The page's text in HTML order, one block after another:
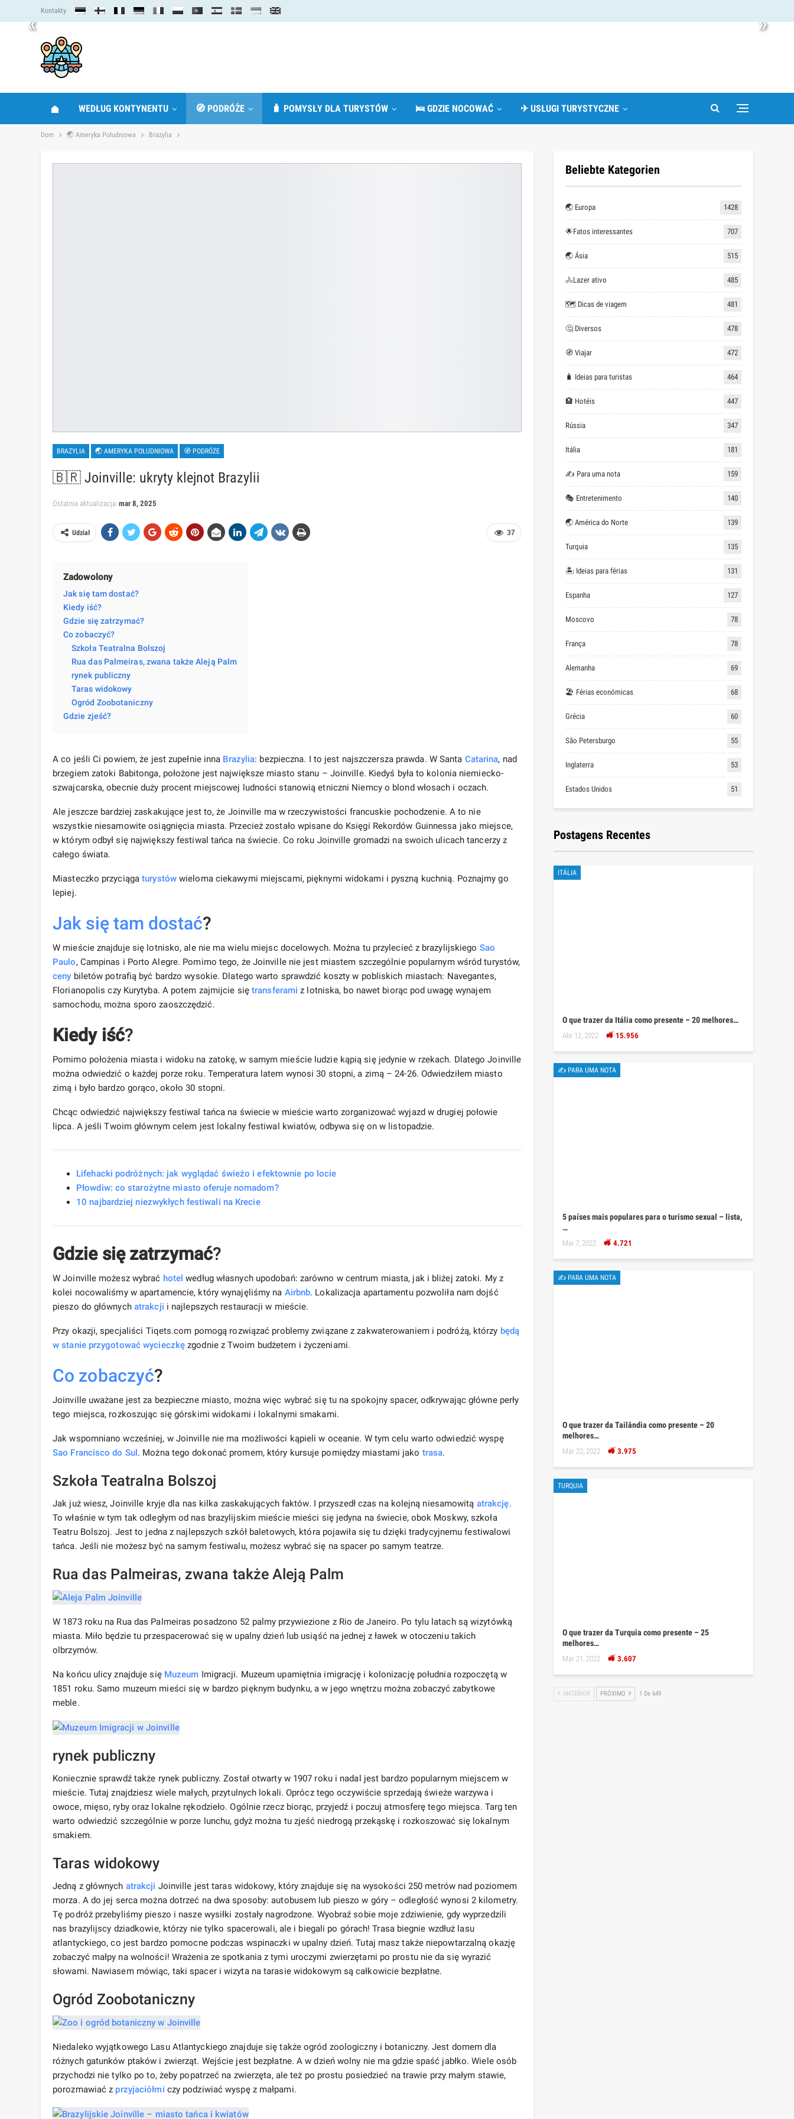
« »
Kontakty
WEDŁUG KONTYNENTU 🧭 PODRÓŻE 🧳 POMYSŁY DLA TURYSTÓW 🛌 GDZIE NOCOWAĆ ✈ USŁUGI TURYSTYCZNE
Dom 🌏 Ameryka Południowa Brazylia
BRAZYLIA 🌏 AMERYKA POŁUDNIOWA 🧭 PODRÓŻE
🇧🇷 Joinville: ukryty klejnot Brazylii
Ostatnia aktualizacja mar 8, 2025
37
Udział
Zadowolony
Jak się tam dostać?
Kiedy iść?
Gdzie się zatrzymać?
Co zobaczyć?
Szkoła Teatralna Bolszoj
Rua das Palmeiras, zwana także Aleją Palm
rynek publiczny
Taras widokowy
Ogród Zoobotaniczny
Gdzie zjeść?
A co jeśli Ci powiem, że jest zupełnie inna Brazylia: bezpieczna. I to jest najszczersza prawda. W Santa Catarina, nad
brzegiem zatoki Babitonga, położone jest największe miasto stanu – Joinville. Kiedyś była to kolonia niemiecko-
szwajcarska, obecnie duży procent miejscowej ludności stanowią etniczni Niemcy o blond włosach i oczach.
Ale jeszcze bardziej zaskakujące jest to, że Joinville ma w rzeczywistości francuskie pochodzenie. A to nie
wszystkie niesamowite osiągnięcia miasta. Przecież zostało wpisane do Księgi Rekordów Guinnessa jako miejsce,
w którym odbył się największy festiwal tańca na świecie. Co roku Joinville gromadzi na swoich ulicach tancerzy z
całego świata.
Miasteczko przyciągaturystówwieloma ciekawymi miejscami, pięknymi widokami i pyszną kuchnią. Poznajmy go
lepiej.
Jak się tam dostać?
W mieście znajduje się lotnisko, ale nie ma wielu miejsc docelowych. Można tu przylecieć z brazylijskiego Sao
Paulo, Campinas i Porto Alegre. Pomimo tego, że Joinville nie jest miastem szczególnie popularnym wśród turystów,
ceny biletów potrafią być bardzo wysokie. Dlatego warto sprawdzić koszty w pobliskich miastach: Navegantes,
Florianopolis czy Kurytyba. A potem zajmijcie siętransferami z lotniska, bo nawet biorąc pod uwagę wynajem
samochodu, można sporo zaoszczędzić.
Kiedy iść?
Pomimo położenia miasta i widoku na zatokę, w samym mieście ludzie kąpią się jedynie w rzekach. Dlatego Joinville
można odwiedzić o każdej porze roku. Temperatura latem wynosi 30 stopni, a zimą – 24-26. Odwiedziłem miasto
zimą i było bardzo gorąco, około 30 stopni.
Chcąc odwiedzić największy festiwal tańca na świecie w mieście warto zorganizować wyjazd w drugiej połowie
lipca. A jeśli Twoim głównym celem jest lokalny festiwal kwiatów, odbywa się on w listopadzie.
Lifehacki podróżnych: jak wyglądać świeżo i efektownie po locie
Płowdiw: co starożytne miasto oferuje nomadom?
10 najbardziej niezwykłych festiwali na Krecie
Gdzie się zatrzymać?
W Joinville możesz wybrać hotel według własnych upodobań: zarówno w centrum miasta, jak i bliżej zatoki. My z
kolei nocowaliśmy w apartamencie, który wynajęliśmy na Airbnb. Lokalizacja apartamentu pozwoliła nam dojść
pieszo do głównych atrakcji i najlepszych restauracji w mieście.
Przy okazji, specjaliści Tiqets.com pomogą rozwiązać problemy związane z zakwaterowaniem i podróżą, którzy będą
w stanie przygotować wycieczkę zgodnie z Twoim budżetem i życzeniami.
Co zobaczyć?
Joinville uważane jest za bezpieczne miasto, można więc wybrać się tu na spokojny spacer, odkrywając główne perły
tego miejsca, rozkoszując się górskimi widokami i lokalnymi smakami.
Jak wspomniano wcześniej, w Joinville nie ma możliwości kąpieli w oceanie. W tym celu warto odwiedzić wyspę
Sao Francisco do Sul. Można tego dokonać promem, który kursuje pomiędzy miastami jako trasa.
Szkoła Teatralna Bolszoj
Jak już wiesz, Joinville kryje dla nas kilka zaskakujących faktów. I przyszedł czas na kolejną niesamowitą atrakcję.
To właśnie w tym tak odległym od nas brazylijskim mieście mieści się jedyna na świecie, obok Moskwy, szkoła
Teatru Bolszoj. Jest to jedna z najlepszych szkół baletowych, która pojawiła się tu dzięki tradycyjnemu festiwalowi
tańca. Jeśli nie możesz być na samym festiwalu, możesz wybrać się na spacer po samym teatrze.
Rua das Palmeiras, zwana także Aleją Palm
W 1873 roku na Rua das Palmeiras posadzono 52 palmy przywiezione z Rio de Janeiro. Po tylu latach są wizytówką
miasta. Miło będzie tu przespacerować się w upalny dzień lub usiąść na jednej z ławek w otoczeniu takich
olbrzymów.
Na końcu ulicy znajduje się Muzeum Imigracji. Muzeum upamiętnia imigrację i kolonizację południa rozpoczętą w
1851 roku. Samo muzeum mieści się w bardzo pięknym budynku, a w jego wnętrzu można zobaczyć zabytkowe
meble.
rynek publiczny
Koniecznie sprawdź także rynek publiczny. Został otwarty w 1907 roku i nadal jest bardzo popularnym miejscem w
mieście. Tutaj znajdziesz wiele małych, przytulnych lokali. Oprócz tego oczywiście sprzedają świeże warzywa i
owoce, mięso, ryby oraz lokalne rękodzieło. Ogólnie rzecz biorąc, przyjedź i poczuj atmosferę tego miejsca. Targ ten
warto odwiedzić szczególnie w porze lunchu, gdyż można tu zjeść niedrogą przekąskę i rozkoszować się lokalnym
smakiem.
Taras widokowy
Jedną z głównych atrakcji Joinville jest taras widokowy, który znajduje się na wysokości 250 metrów nad poziomem
morza. A do jej serca można dotrzeć na dwa sposoby: autobusem lub pieszo w góry – odległość wynosi 2 kilometry.
Tę podróż przebyliśmy pieszo i nasze wysiłki zostały nagrodzone. Wyobraź sobie moje zdziwienie, gdy wyprzedzili
nas brazylijscy dziadkowie, którzy nie tylko spacerowali, ale i biegali po górach! Trasa biegnie wzdłuż lasu
atlantyckiego, co jest bardzo pomocne podczas wspinaczki w upalny dzień. Tutaj masz także niepowtarzalną okazję
zobaczyć małpy na wolności! Wrażenia ze spotkania z tymi uroczymi zwierzętami po prostu nie da się wyrazić
słowami. Nawiasem mówiąc, taki spacer i wizyta na tarasie widokowym są całkowicie bezpłatne.
Ogród Zoobotaniczny
Niedaleko wyjątkowego Lasu Atlantyckiego znajduje się także ogród zoologiczny i botaniczny. Jest domem dla
różnych gatunków ptaków i zwierząt. Wejście jest bezpłatne. A w dzień wolny nie ma gdzie spaść jabłko. Wiele osób
przychodzi nie tylko po to, żeby popatrzeć na zwierzęta, ale też po prostu posiedzieć na trawie przy małym stawie,
porozmawiać z przyjaciółmi czy podziwiać wyspę z małpami.
Beliebte Kategorien
🌏 Europa 1428
🌟Fatos interessantes 707
🌏 Ásia 515
🚴Lazer ativo 485
🗺 Dicas de viagem 481
🤔 Diversos 478
🧭 Viajar 472
🧳 Ideias para turistas 464
🏨 Hotéis 447
Rússia 347
Itália 181
✍ Para uma nota 159
🎭 Entretenimento 140
🌏 América do Norte 139
Turquia 135
🏝 Ideias para férias 131
Espanha 127
Moscovo 78
França 78
Alemanha 69
🏖 Férias económicas 68
Grécia 60
São Petersburgo 55
Inglaterra 53
Estados Unidos 51
Postagens Recentes
ITÁLIA
O que trazer da Itália como presente – 20 melhores…
Abr 12, 2022 15.956
✍ PARA UMA NOTA
5 países mais populares para o turismo sexual – lista,
…
Mai 7, 2022 4.721
✍ PARA UMA NOTA
O que trazer da Tailândia como presente – 20
melhores…
Mar 22, 2022 3.975
TURQUIA
O que trazer da Turquia como presente – 25
melhores…
Mar 21, 2022 3.607
ANTERIOR PRÓXIMO 1 De 649